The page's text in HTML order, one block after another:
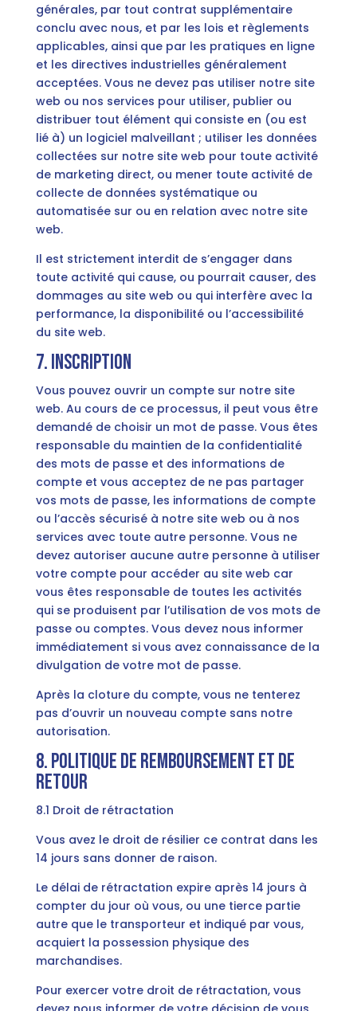
générales, par tout contrat supplémentaire
conclu avec nous, et par les lois et règlements
applicables, ainsi que par les pratiques en ligne
et les directives industrielles généralement
acceptées. Vous ne devez pas utiliser notre site
web ou nos services pour utiliser, publier ou
distribuer tout élément qui consiste en (ou est
lié à) un logiciel malveillant ; utiliser les données
collectées sur notre site web pour toute activité
de marketing direct, ou mener toute activité de
collecte de données systématique ou
automatisée sur ou en relation avec notre site
web.
Il est strictement interdit de s’engager dans
toute activité qui cause, ou pourrait causer, des
dommages au site web ou qui interfère avec la
performance, la disponibilité ou l’accessibilité
du site web.
7. Inscription
Vous pouvez ouvrir un compte sur notre site
web. Au cours de ce processus, il peut vous être
demandé de choisir un mot de passe. Vous êtes
responsable du maintien de la confidentialité
des mots de passe et des informations de
compte et vous acceptez de ne pas partager
vos mots de passe, les informations de compte
ou l’accès sécurisé à notre site web ou à nos
services avec toute autre personne. Vous ne
devez autoriser aucune autre personne à utiliser
votre compte pour accéder au site web car
vous êtes responsable de toutes les activités
qui se produisent par l’utilisation de vos mots de
passe ou comptes. Vous devez nous informer
immédiatement si vous avez connaissance de la
divulgation de votre mot de passe.
Après la cloture du compte, vous ne tenterez
pas d’ouvrir un nouveau compte sans notre
autorisation.
8. Politique de remboursement et de
retour
8.1 Droit de rétractation
Vous avez le droit de résilier ce contrat dans les
14 jours sans donner de raison.
Le délai de rétractation expire après 14 jours à
compter du jour où vous, ou une tierce partie
autre que le transporteur et indiqué par vous,
acquiert la possession physique des
marchandises.
Pour exercer votre droit de rétractation, vous